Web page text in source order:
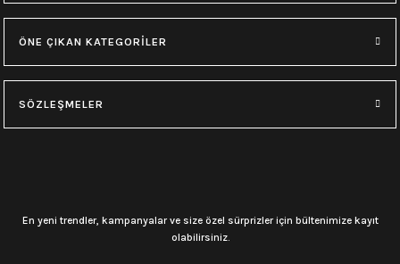
ÖNE ÇIKAN KATEGORİLER
SÖZLEŞMELER
En yeni trendler, kampanyalar ve size özel sürprizler için bültenimize kayıt
olabilirsiniz.